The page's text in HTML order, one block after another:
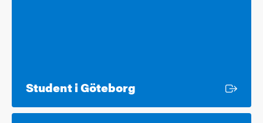
Student i Göteborg